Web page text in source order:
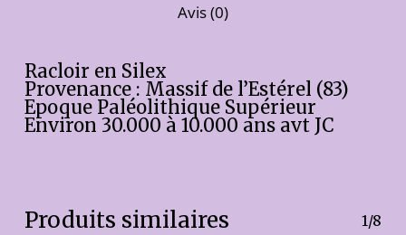
Avis (0)
Racloir en Silex
Provenance : Massif de l’Estérel (83)
Epoque Paléolithique Supérieur
Environ 30.000 à 10.000 ans avt JC
Produits similaires 1/8